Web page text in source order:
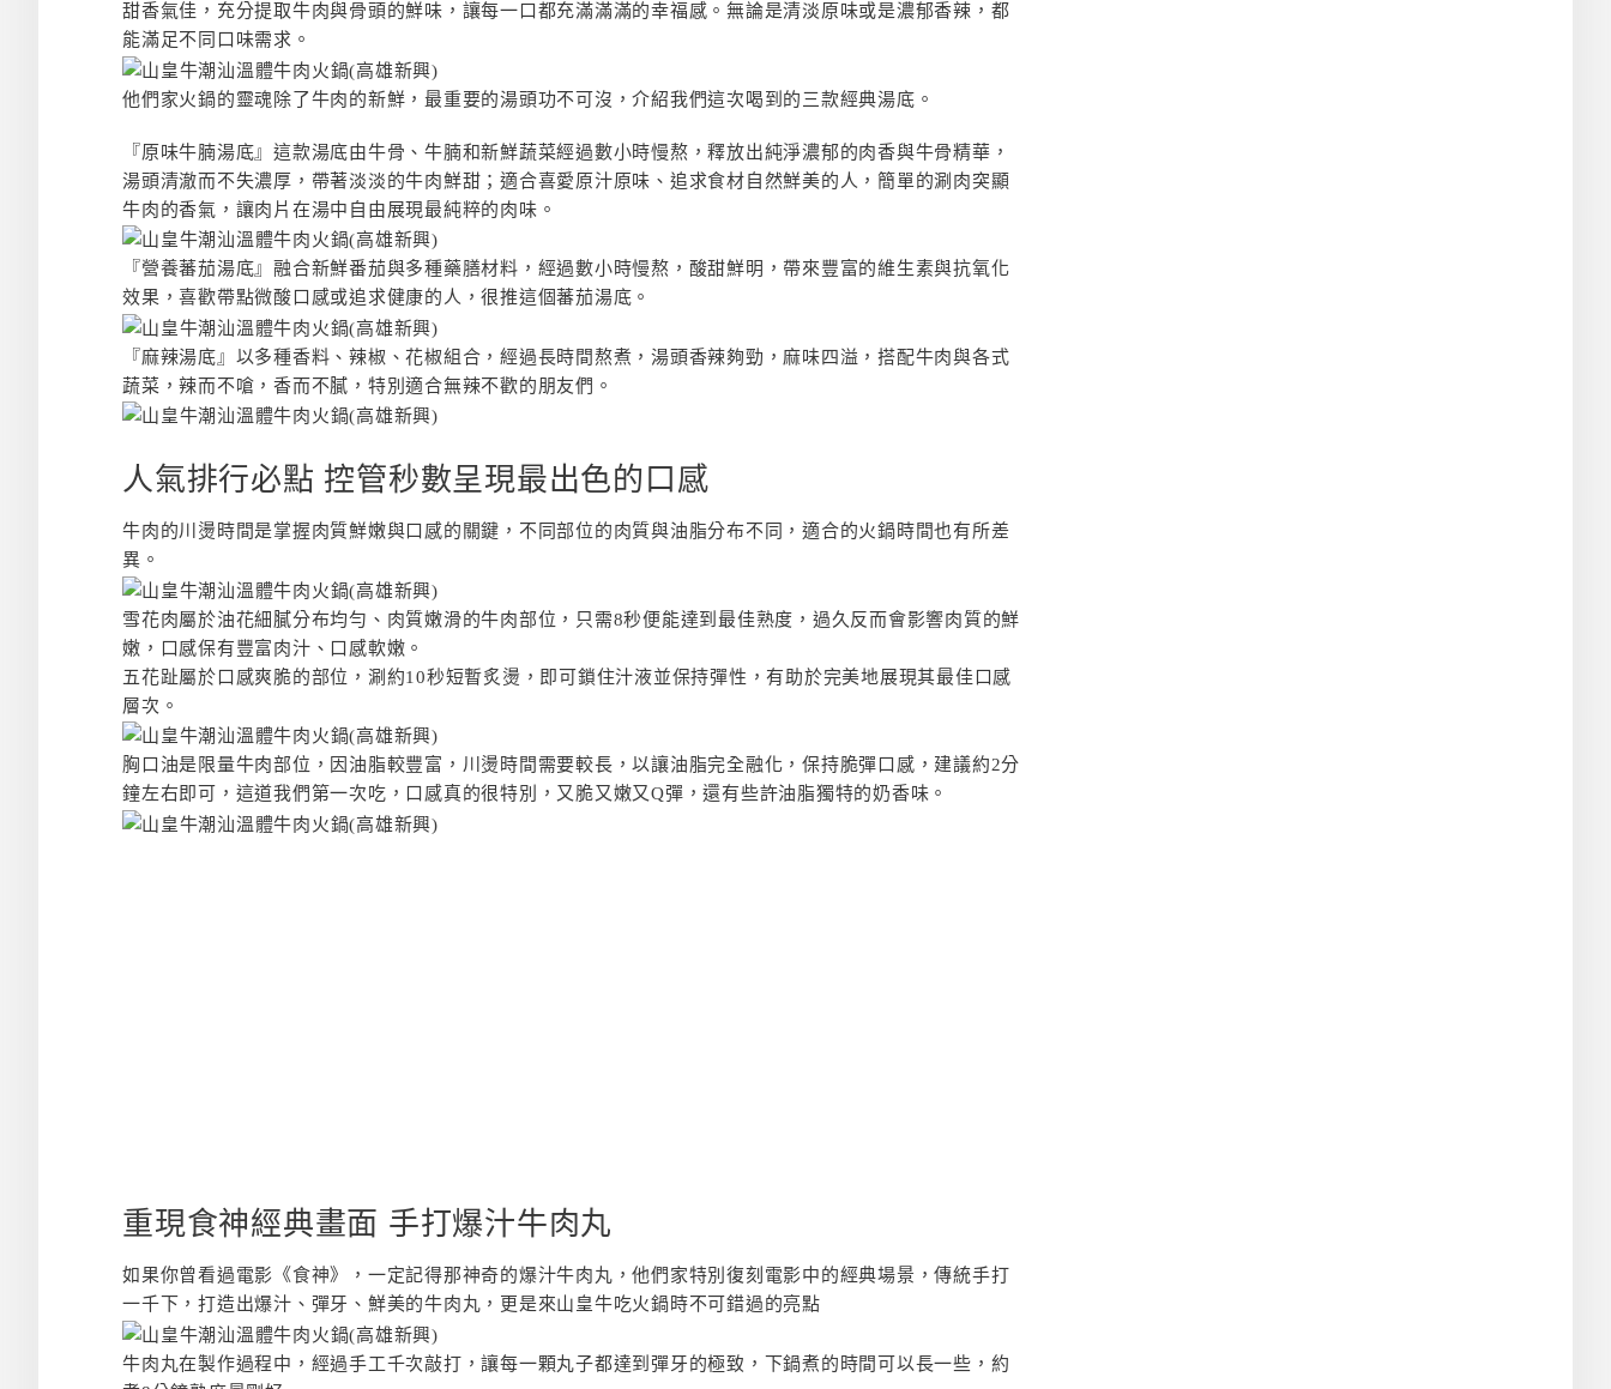
甜香氣佳，充分提取牛肉與骨頭的鮮味，讓每一口都充滿滿滿的幸福感。無論是清淡原味或是濃郁香辣，都
能滿足不同口味需求。
他們家火鍋的靈魂除了牛肉的新鮮，最重要的湯頭功不可沒，介紹我們這次喝到的三款經典湯底。
『原味牛腩湯底』這款湯底由牛骨、牛腩和新鮮蔬菜經過數小時慢熬，釋放出純淨濃郁的肉香與牛骨精華，
湯頭清澈而不失濃厚，帶著淡淡的牛肉鮮甜；適合喜愛原汁原味、追求食材自然鮮美的人，簡單的涮肉突顯
牛肉的香氣，讓肉片在湯中自由展現最純粹的肉味。
『營養蕃茄湯底』融合新鮮番茄與多種藥膳材料，經過數小時慢熬，酸甜鮮明，帶來豐富的維生素與抗氧化
效果，喜歡帶點微酸口感或追求健康的人，很推這個蕃茄湯底。
『麻辣湯底』以多種香料、辣椒、花椒組合，經過長時間熬煮，湯頭香辣夠勁，麻味四溢，搭配牛肉與各式
蔬菜，辣而不嗆，香而不膩，特別適合無辣不歡的朋友們。
人氣排行必點 控管秒數呈現最出色的口感
牛肉的川燙時間是掌握肉質鮮嫩與口感的關鍵，不同部位的肉質與油脂分布不同，適合的火鍋時間也有所差
異。
雪花肉屬於油花細膩分布均勻、肉質嫩滑的牛肉部位，只需8秒便能達到最佳熟度，過久反而會影響肉質的鮮
嫩，口感保有豐富肉汁、口感軟嫩。
五花趾屬於口感爽脆的部位，涮約10秒短暫炙燙，即可鎖住汁液並保持彈性，有助於完美地展現其最佳口感
層次。
胸口油是限量牛肉部位，因油脂較豐富，川燙時間需要較長，以讓油脂完全融化，保持脆彈口感，建議約2分
鐘左右即可，這道我們第一次吃，口感真的很特別，又脆又嫩又Q彈，還有些許油脂獨特的奶香味。
重現食神經典畫面 手打爆汁牛肉丸
如果你曾看過電影《食神》，一定記得那神奇的爆汁牛肉丸，他們家特別復刻電影中的經典場景，傳統手打
一千下，打造出爆汁、彈牙、鮮美的牛肉丸，更是來山皇牛吃火鍋時不可錯過的亮點
牛肉丸在製作過程中，經過手工千次敲打，讓每一顆丸子都達到彈牙的極致，下鍋煮的時間可以長一些，約